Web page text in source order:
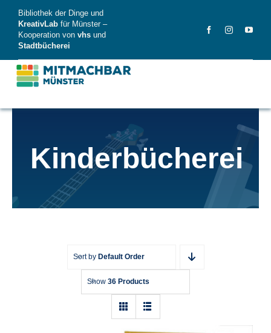
content
Bibliothek der Dinge und
KreativLab für Münster –
Kooperation von vhs und
Stadtbücherei
Dinge
News
Kinderbücherei
Sort by Default Order
Show 36 Products